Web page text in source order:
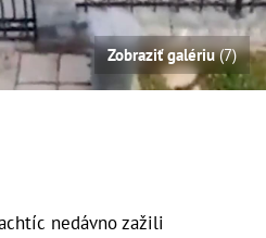
Zobraziť galériu(7)
nedávno zažili